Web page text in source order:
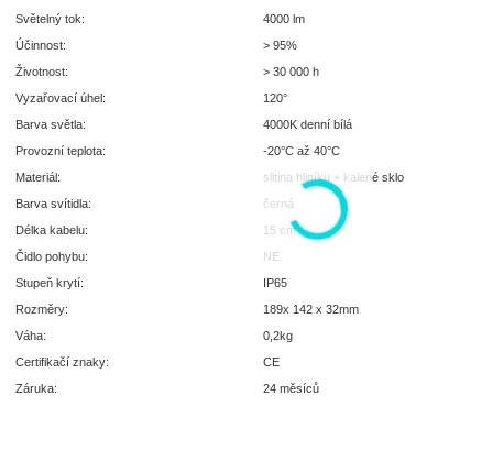
Světelný tok:
4000 lm
Účinnost:
> 95%
Životnost:
> 30 000 h
Vyzařovací úhel:
120°
Barva světla:
4000K denní bílá
Provozní teplota:
-20°C až 40°C
Materiál:
slitina hliníku + kalené sklo
Barva svítidla:
černá
Délka kabelu:
15 cm
Čidlo pohybu:
NE
Stupeň krytí:
IP65
Rozměry:
189x 142 x 32mm
Váha:
0,2kg
Certifikačí znaky:
CE
Záruka:
24 měsíců